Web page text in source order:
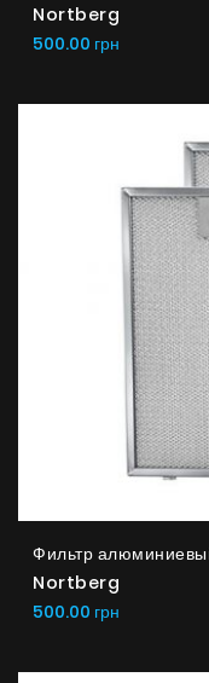
Nortberg
500.00 грн
Фильтр
Nortberg
500.00 грн